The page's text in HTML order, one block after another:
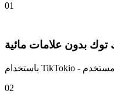
01
توك بدون علامات مائية
02